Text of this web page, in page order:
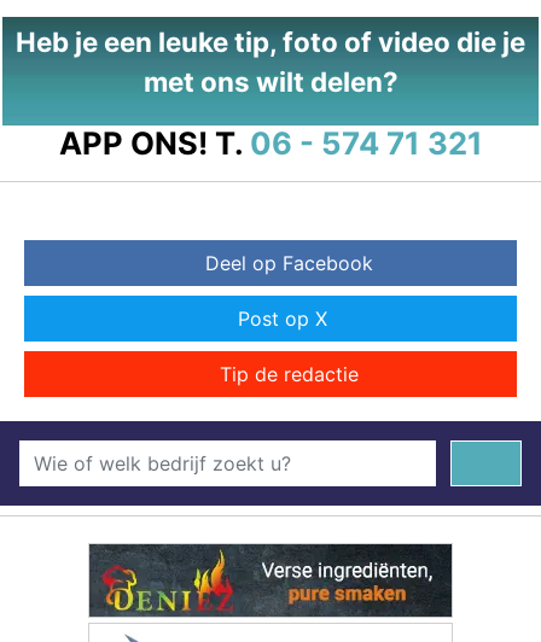
Heb je een leuke tip, foto of video die je
met ons wilt delen?
APP ONS! T. 06 - 574 71 321
Deel op Facebook
Post op X
Tip de redactie